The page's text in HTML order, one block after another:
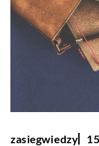
zasiegwiedzy